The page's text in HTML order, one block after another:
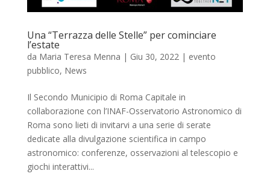
Una “Terrazza delle Stelle” per cominciare
l’estate
da Maria Teresa Menna | Giu 30, 2022| evento
pubblico, News
Il Secondo Municipio di Roma Capitale in
collaborazione con l’INAF-Osservatorio Astronomico di
Roma sono lieti di invitarvi a una serie di serate
dedicate alla divulgazione scientifica in campo
astronomico: conferenze, osservazioni al telescopio e
giochi interattivi...